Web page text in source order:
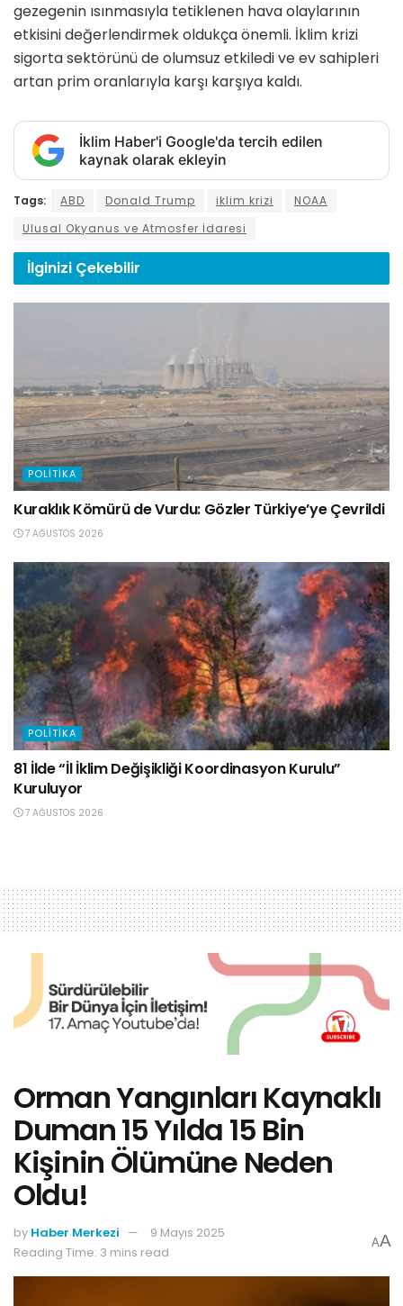
gezegenin ısınmasıyla tetiklenen hava olaylarının
etkisini değerlendirmek oldukça önemli. İklim krizi
sigorta sektörünü de olumsuz etkiledi ve ev sahipleri
artan prim oranlarıyla karşı karşıya kaldı.
İklim Haber'i Google'da tercih edilen
kaynak olarak ekleyin
Tags: ABD Donald Trump iklim krizi
NOAA
Ulusal Okyanus ve Atmosfer İdaresi
İlginizi Çekebilir
POLITIKA
Kuraklık Kömürü de Vurdu: Gözler Türkiye’ye Çevrildi
7 AĞUSTOS 2026
POLITIKA
81 İlde “İl İklim Değişikliği Koordinasyon Kurulu”
Kuruluyor
7 AĞUSTOS 2026
Orman Yangınları Kaynaklı
Duman 15 Yılda 15 Bin
Kişinin Ölümüne Neden
Oldu!
by Haber Merkezi
9 Mayıs 2025
Reading Time: 3 mins read
AA